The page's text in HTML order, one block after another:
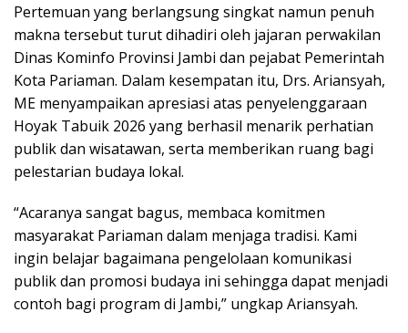
Pertemuan yang berlangsung singkat namun penuh
makna tersebut turut dihadiri oleh jajaran perwakilan
Dinas Kominfo Provinsi Jambi dan pejabat Pemerintah
Kota Pariaman. Dalam kesempatan itu, Drs. Ariansyah,
ME menyampaikan apresiasi atas penyelenggaraan
Hoyak Tabuik 2026 yang berhasil menarik perhatian
publik dan wisatawan, serta memberikan ruang bagi
pelestarian budaya lokal.
“Acaranya sangat bagus, membaca komitmen
masyarakat Pariaman dalam menjaga tradisi. Kami
ingin belajar bagaimana pengelolaan komunikasi
publik dan promosi budaya ini sehingga dapat menjadi
contoh bagi program di Jambi,” ungkap Ariansyah.